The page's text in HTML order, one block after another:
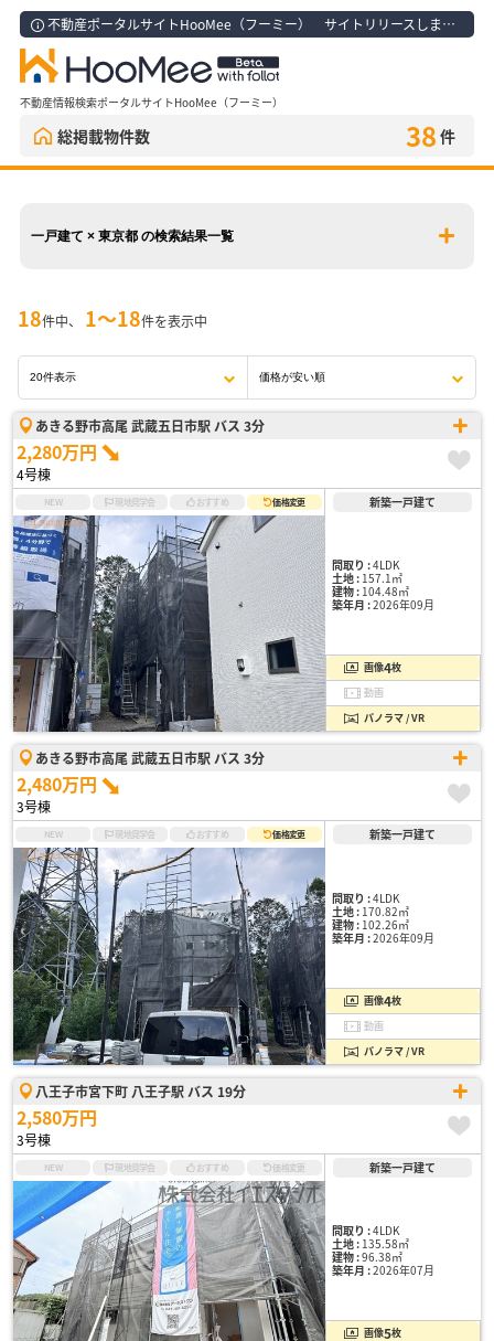
不動産ポータルサイトHooMee（フーミー） サイトリリースしました！
不動産情報検索ポータルサイトHooMee（フーミー）
総掲載物件数 38 件
一戸建て × 東京都 の検索結果一覧
18件中、 1〜18件を表示中
あきる野市高尾 武蔵五日市駅 バス 3分
2,280万円
4号棟
NEW 現地見学会 おすすめ 価格変更 新築一戸建て
間取り :4LDK
土地 :157.1㎡
建物 :104.48㎡
築年月 :2026年09月
画像4枚
動画
パノラマ / VR
あきる野市高尾 武蔵五日市駅 バス 3分
2,480万円
3号棟
NEW 現地見学会 おすすめ 価格変更 新築一戸建て
間取り :4LDK
土地 :170.82㎡
建物 :102.26㎡
築年月 :2026年09月
画像4枚
動画
パノラマ / VR
八王子市宮下町 八王子駅 バス 19分
2,580万円
3号棟
NEW 現地見学会 おすすめ 価格変更 新築一戸建て
間取り :4LDK
土地 :135.58㎡
建物 :96.38㎡
築年月 :2026年07月
画像5枚